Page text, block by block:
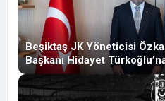
Beşiktaş JK Yöneticisi
Başkanı Hidayet